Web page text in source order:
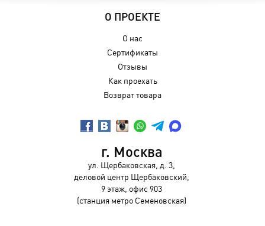
О ПРОЕКТЕ
О нас
Сертификаты
Отзывы
Как проехать
Возврат товара
г. Москва
ул. Щербаковская, д. 3,
деловой центр Щербаковский,
9 этаж, офис 903
(станция метро Семеновская)